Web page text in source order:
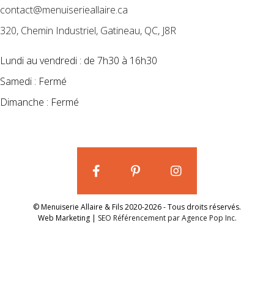
contact@menuiserieallaire.ca
320, Chemin Industriel, Gatineau, QC, J8R
Lundi au vendredi : de 7h30 à 16h30
Samedi : Fermé
Dimanche : Fermé
© Menuiserie Allaire & Fils 2020-2026 - Tous droits réservés.
Web Marketing | SEO Référencement par Agence Pop Inc.